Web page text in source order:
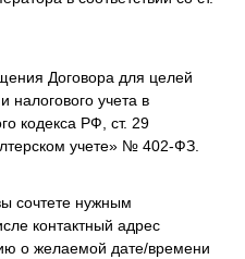
Договора для целей
налогового учета в
кодекса РФ, ст. 29
учете» № 402-ФЗ.
сочтете нужным
контактный адрес
о желаемой дате/времени